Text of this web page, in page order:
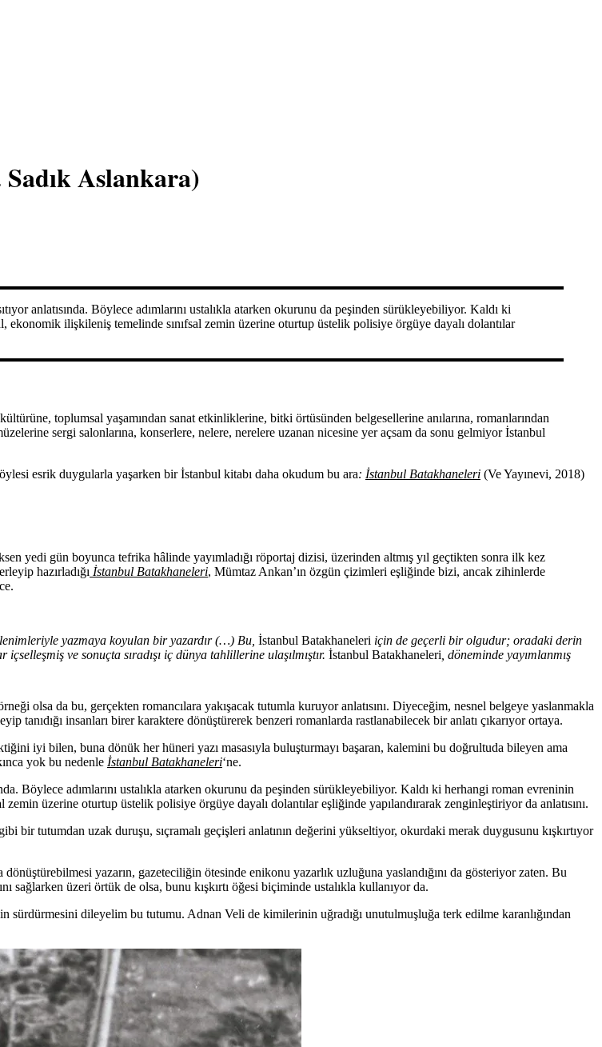
Aslankara)
anlatısında. Böylece adımlarını ustalıkla atarken okurunu da peşinden sürükleyebiliyor. Kaldı ki
ilişkileniş temelinde sınıfsal zemin üzerine oturtup üstelik polisiye örgüye dayalı dolantılar
toplumsal yaşamından sanat etkinliklerine, bitki örtüsünden belgesellerine anılarına, romanlarından
sergi salonlarına, konserlere, nelere, nerelere uzanan nicesine yer açsam da sonu gelmiyor İstanbul
esrik duygularla yaşarken bir İstanbul kitabı daha okudum bu ara: İstanbul Batakhaneleri (Ve Yayınevi, 2018)
yedi gün boyunca tefrika hâlinde yayımladığı röportaj dizisi, üzerinden altmış yıl geçtikten sonra ilk kez
hazırladığı İstanbul Batakhaneleri, Mümtaz Ankan’ın özgün çizimleri eşliğinde bizi, ancak zihinlerde
yazmaya koyulan bir yazardır (…) Bu, İstanbul Batakhaneleri için de geçerli bir olgudur; oradaki derin
ve sonuçta sıradışı iç dünya tahlillerine ulaşılmıştır. İstanbul Batakhaneleri , döneminde yayımlanmış
olsa da bu, gerçekten romancılara yakışacak tutumla kuruyor anlatısını. Diyeceğim, nesnel belgeye yaslanmakla
tanıdığı insanları birer karaktere dönüştürerek benzeri romanlarda rastlanabilecek bir anlatı çıkarıyor ortaya.
iyi bilen, buna dönük her hüneri yazı masasıyla buluşturmayı başaran, kalemini bu doğrultuda bileyen ama
yok bu nedenle İstanbul Batakhaneleri‘ne.
Böylece adımlarını ustalıkla atarken okurunu da peşinden sürükleyebiliyor. Kaldı ki herhangi roman evreninin
üzerine oturtup üstelik polisiye örgüye dayalı dolantılar eşliğinde yapılandırarak zenginleştiriyor da anlatısını.
bir tutumdan uzak duruşu, sıçramalı geçişleri anlatının değerini yükseltiyor, okurdaki merak duygusunu kışkırtıyor
yazarın, gazeteciliğin ötesinde enikonu yazarlık uzluğuna yaslandığını da gösteriyor zaten. Bu
sağlarken üzeri örtük de olsa, bunu kışkırtı öğesi biçiminde ustalıkla kullanıyor da.
sürdürmesini dileyelim bu tutumu. Adnan Veli de kimilerinin uğradığı unutulmuşluğa terk edilme karanlığından